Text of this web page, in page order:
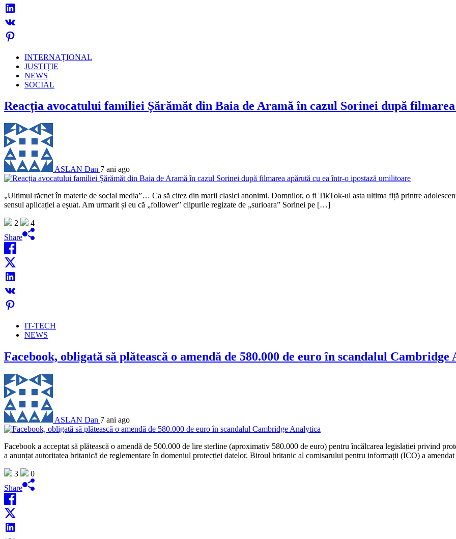
INTERNAȚIONAL
JUSTIȚIE
NEWS
SOCIAL
Reacția avocatului familiei Șărămăt din Baia de Aramă în cazul Sorinei după
ASLAN Dan 7 ani ago
„Ultimul răcnet în materie de social media”… Ca să citez din marii clasici anonimi. Domnilor, o fi TikTok-ul asta ultima fiță printre
sensul aplicației a eșuat. Am urmarit și eu că „follower” clipurile regizate de „surioara” Sorinei pe […]
2
4
Share
IT-TECH
NEWS
Facebook, obligată să plătească o amendă de 580.000 de euro în scandalul Cambridge
ASLAN Dan 7 ani ago
Facebook a acceptat să plătească o amendă de 500.000 de lire sterline (aproximativ 580.000 de euro) pentru încălcarea legislației privind
a anunțat autoritatea britanică de reglementare în domeniul protecției datelor. Biroul britanic al comisarului pentru informații (ICO) a
3
0
Share